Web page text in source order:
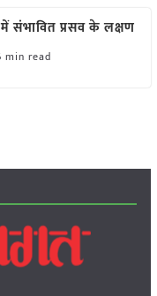
संभावित प्रसव के लक्षण
min read